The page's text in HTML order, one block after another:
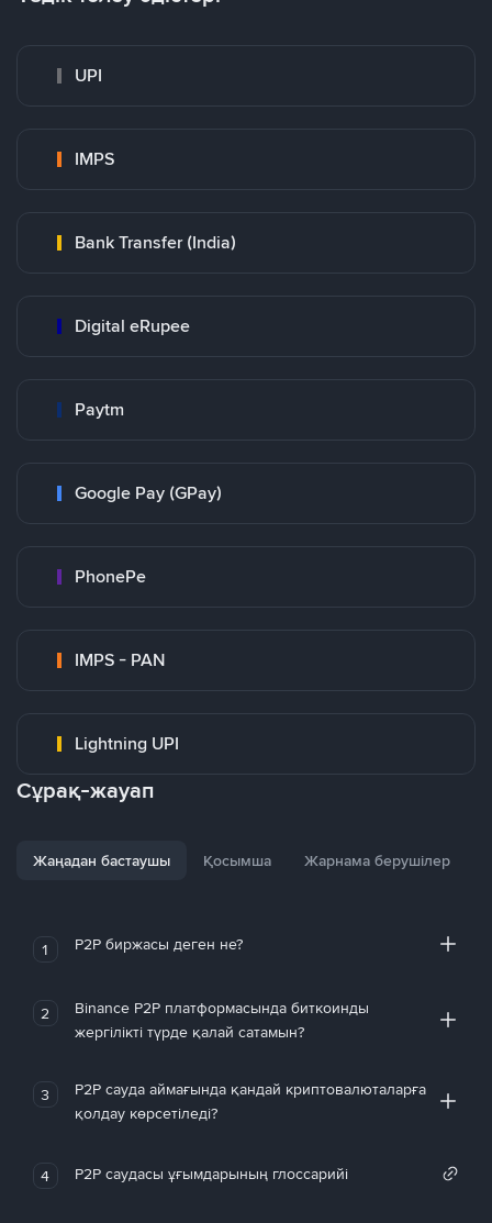
UPI
IMPS
Bank Transfer (India)
Digital eRupee
Paytm
Google Pay (GPay)
PhonePe
IMPS - PAN
Lightning UPI
Сұрақ-жауап
Жаңадан бастаушы Қосымша Жарнама берушілер
1 P2P биржасы деген не?
2
Binance P2P платформасында биткоинды
жергілікті түрде қалай сатамын?
3
P2P сауда аймағында қандай криптовалюталарға
қолдау көрсетіледі?
4 P2P саудасы ұғымдарының глоссарийі